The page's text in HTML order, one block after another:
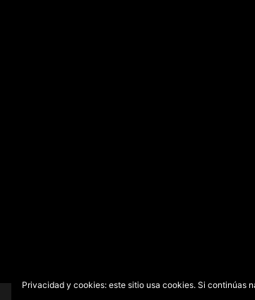
Privacidad y cookies: este sitio usa cookies. Si continúas